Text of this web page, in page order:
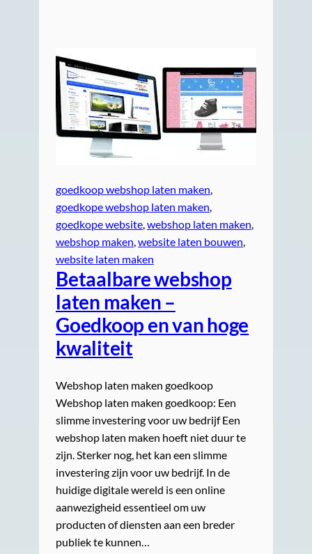
goedkoop webshop laten maken
goedkope webshop laten maken
goedkope website, webshop laten maken
webshop maken, website laten bouwen
website laten maken
Betaalbare webshop
laten maken –
Goedkoop en van hoge
kwaliteit
Webshop laten maken goedkoop
Webshop laten maken goedkoop: Een
slimme investering voor uw bedrijf Een
webshop laten maken hoeft niet duur te
zijn. Sterker nog, het kan een slimme
investering zijn voor uw bedrijf. In de
huidige digitale wereld is een online
aanwezigheid essentieel om uw
producten of diensten aan een breder
publiek te kunnen…